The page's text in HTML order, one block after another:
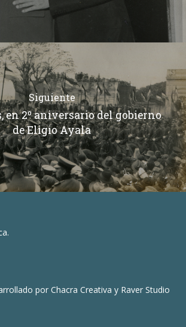
Siguiente
en 2º aniversario del gobierno
de Eligio Ayala
porChacra Creativa y Raver Studio